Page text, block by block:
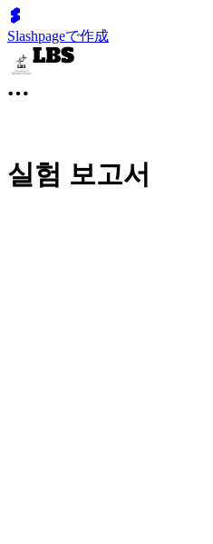
Slashpageで作成
실험 보고서